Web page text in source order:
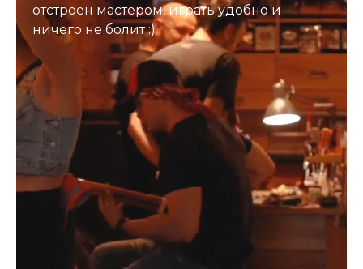
отстроен мастером, играть удобно и
ничего не болит :)